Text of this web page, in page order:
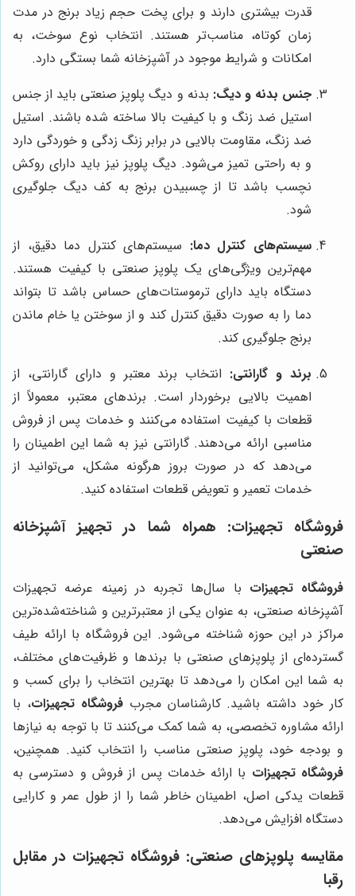
قدرت بیشتری دارند و برای پخت حجم زیاد برنج در مدت
زمان کوتاه، مناسب‌تر هستند. انتخاب نوع سوخت، به
امکانات و شرایط موجود در آشپزخانه شما بستگی دارد.
جنس بدنه و دیگ: بدنه و دیگ پلوپز صنعتی باید از جنس
استیل ضد زنگ و با کیفیت بالا ساخته شده باشند. استیل
ضد زنگ، مقاومت بالایی در برابر زنگ زدگی و خوردگی دارد
و به راحتی تمیز می‌شود. دیگ پلوپز نیز باید دارای روکش
نچسب باشد تا از چسبیدن برنج به کف دیگ جلوگیری
شود.
سیستم‌های کنترل دما: سیستم‌های کنترل دما دقیق، از
مهم‌ترین ویژگی‌های یک پلوپز صنعتی با کیفیت هستند.
دستگاه باید دارای ترموستات‌های حساس باشد تا بتواند
دما را به صورت دقیق کنترل کند و از سوختن یا خام ماندن
برنج جلوگیری کند.
برند و گارانتی: انتخاب برند معتبر و دارای گارانتی، از
اهمیت بالایی برخوردار است. برندهای معتبر، معمولاً از
قطعات با کیفیت استفاده می‌کنند و خدمات پس از فروش
مناسبی ارائه می‌دهند. گارانتی نیز به شما این اطمینان را
می‌دهد که در صورت بروز هرگونه مشکل، می‌توانید از
خدمات تعمیر و تعویض قطعات استفاده کنید.
فروشگاه تجهیزات: همراه شما در تجهیز آشپزخانه
صنعتی
فروشگاه تجهیزات با سال‌ها تجربه در زمینه عرضه تجهیزات
آشپزخانه صنعتی، به عنوان یکی از معتبرترین و شناخته‌شده‌ترین
مراکز در این حوزه شناخته می‌شود. این فروشگاه با ارائه طیف
گسترده‌ای از پلوپزهای صنعتی با برندها و ظرفیت‌های مختلف،
به شما این امکان را می‌دهد تا بهترین انتخاب را برای کسب و
کار خود داشته باشید. کارشناسان مجربفروشگاه تجهیزات، با
ارائه مشاوره تخصصی، به شما کمک می‌کنند تا با توجه به نیازها
و بودجه خود، پلوپز صنعتی مناسب را انتخاب کنید. همچنین،
فروشگاه تجهیزات با ارائه خدمات پس از فروش و دسترسی به
قطعات یدکی اصل، اطمینان خاطر شما را از طول عمر و کارایی
دستگاه افزایش می‌دهد.
مقایسه پلوپزهای صنعتی: فروشگاه تجهیزات در مقابل
رقبا